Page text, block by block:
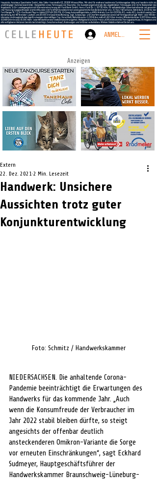
ANMELDEN
Anzeigen
Handwerk: Unsichere
Aussichten trotz guter
Konjunkturentwicklung
Extern
22. Dez. 2021 2 Min. Lesezeit
Foto: Schmitz / Handwerkskammer
NIEDERSACHSEN. Die anhaltende Corona-
Pandemie beeinträchtigt die Erwartungen des
Handwerks für das kommende Jahr. „Auch
wenn die Konsumfreude der Verbraucher im
Jahr 2022 stabil bleiben dürfte, so steigt
angesichts der offenbar deutlich
ansteckenderen Omikron-Variante die Sorge
vor erneuten Einschränkungen“, sagt Eckhard
Sudmeyer, Hauptgeschäftsführer der
Handwerkskammer Braunschweig-Lüneburg-